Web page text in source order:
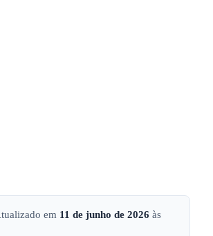
em 11 de junho de 2026 às